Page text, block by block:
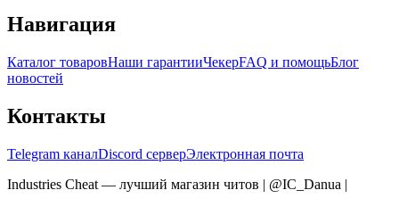
Навигация
Каталог товаровНаши гарантииЧекерFAQ и помощьБлог
новостей
Контакты
Telegram каналDiscord серверЭлектронная почта
Industries Cheat — лучший магазин читов | @IC_Danua |